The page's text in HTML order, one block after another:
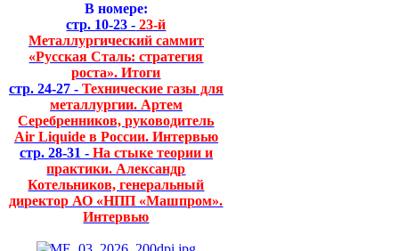
В номере:
стр. 10-23 - 23-й
Металлургический саммит
«Русская Сталь: стратегия
роста». Итоги
стр. 24-27 - Технические газы для
металлургии. Артем
Серебренников, руководитель
Air Liquide в России. Интервью
стр. 28-31 - На стыке теории и
практики. Александр
Котельников, генеральный
директор АО «НПП «Машпром».
Интервью